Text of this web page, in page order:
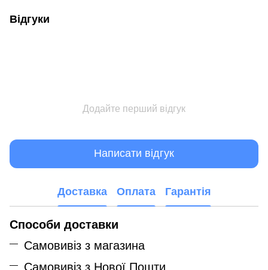
Відгуки
Додайте перший відгук
Написати відгук
Доставка Оплата Гарантія
Способи доставки
Самовивіз з магазина
Самовивіз з Нової Пошти